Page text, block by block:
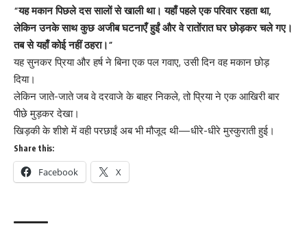
“यह मकान पिछले दस सालों से खाली था। यहाँ पहले एक परिवार रहता था,
लेकिन उनके साथ कुछ अजीब घटनाएँ हुईं और वे रातोंरात घर छोड़कर चले गए।
तब से यहाँ कोई नहीं ठहरा।”
यह सुनकर प्रिया और हर्ष ने बिना एक पल गवाए, उसी दिन वह मकान छोड़
दिया।
लेकिन जाते-जाते जब वे दरवाजे के बाहर निकले, तो प्रिया ने एक आखिरी बार
पीछे मुड़कर देखा।
खिड़की के शीशे में वही परछाईं अब भी मौजूद थी—धीरे-धीरे मुस्कुराती हुई।
Share this:
Facebook X